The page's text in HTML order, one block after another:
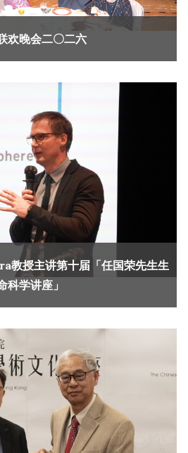
欢晚会二〇二六
授主讲第十届「任国荣先生生
科学讲座」